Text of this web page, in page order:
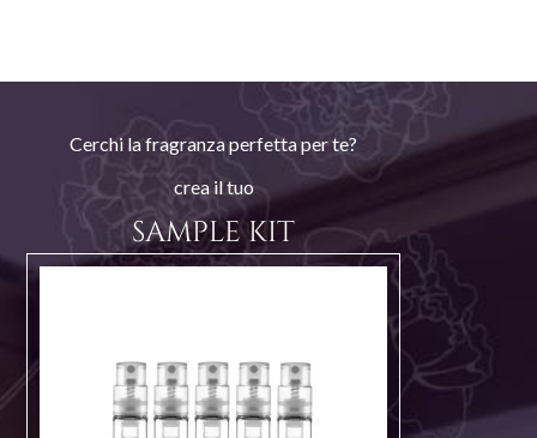
Cerchi la fragranza perfetta per te?
crea il tuo
SAMPLE KIT